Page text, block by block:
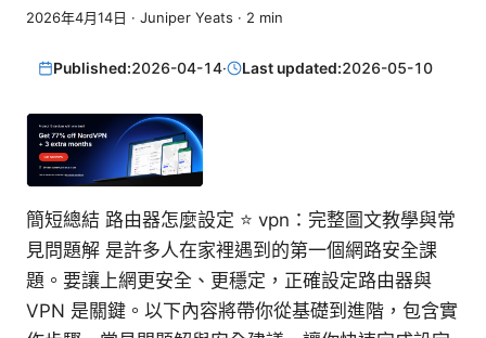
2026年4月14日 · Juniper Yeats · 2 min
Published:2026-04-14· Last updated:2026-05-10
簡短總結 路由器怎麼設定 ⭐ vpn：完整圖文教學與常
見問題解 是許多人在家裡遇到的第一個網路安全課
題。要讓上網更安全、更穩定，正確設定路由器與
VPN 是關鍵。以下內容將帶你從基礎到進階，包含實